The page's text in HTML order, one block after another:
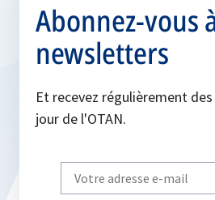
Abonnez-vous
newsletters
Et recevez régulièrement
jour de l'OTAN.
Write
your